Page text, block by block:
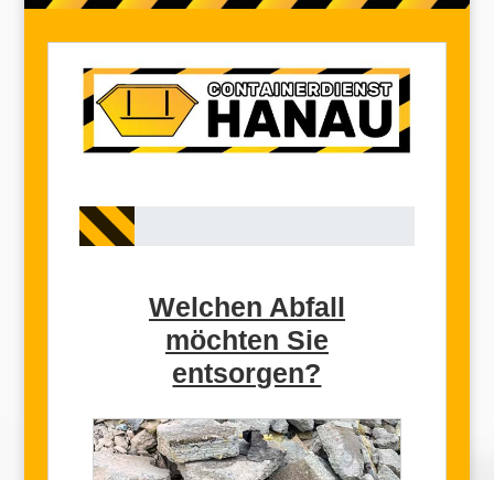
Welchen Abfall
möchten Sie
entsorgen?